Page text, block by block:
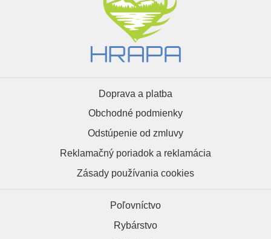
Doprava a platba
Obchodné podmienky
Odstúpenie od zmluvy
Reklamačný poriadok a reklamácia
Zásady používania cookies
Poľovníctvo
Rybárstvo